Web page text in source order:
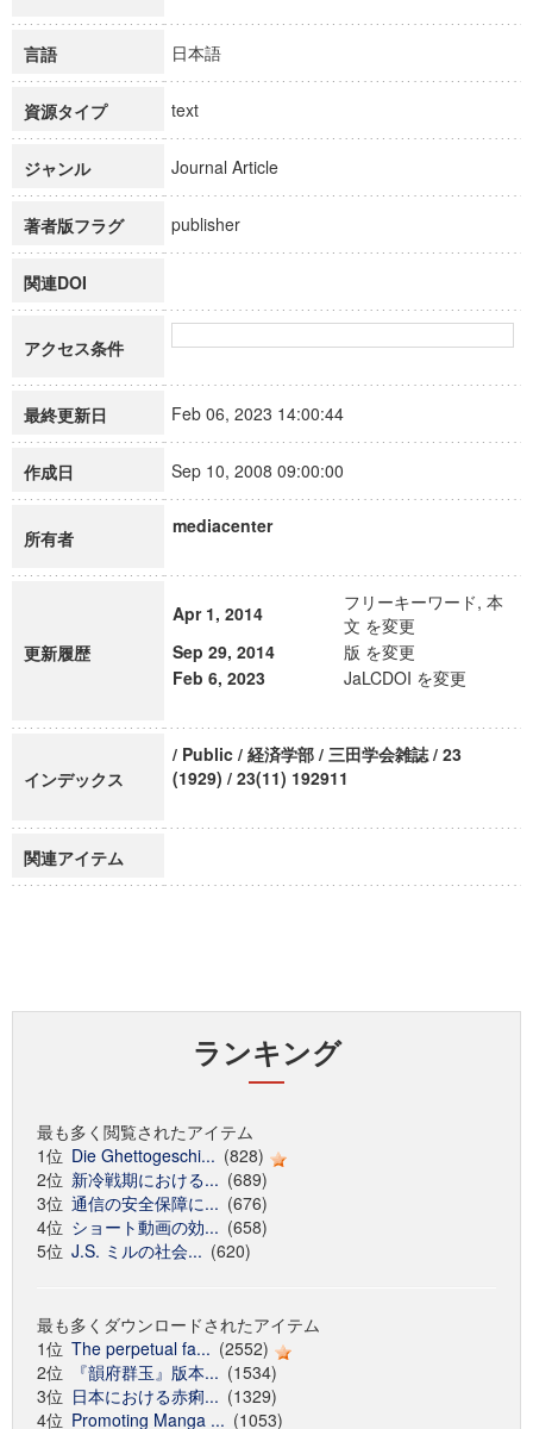
言語 日本語
資源タイプ text
ジャンル Journal Article
著者版フラグ publisher
関連DOI
アクセス条件
最終更新日 Feb 06, 2023 14:00:44
作成日 Sep 10, 2008 09:00:00
所有者
mediacenter
更新履歴
Apr 1, 2014
フリーキーワード, 本
文 を変更
Sep 29, 2014
版 を変更
Feb 6, 2023
JaLCDOI を変更
インデックス
/ Public / 経済学部 / 三田学会雑誌 / 23
(1929) / 23(11) 192911
関連アイテム
ランキング
最も多く閲覧されたアイテム
1位 Die Ghettogeschi... (828)
2位 新冷戦期における... (689)
3位 通信の安全保障に... (676)
4位 ショート動画の効... (658)
5位 J.S. ミルの社会... (620)
最も多くダウンロードされたアイテム
1位 The perpetual fa... (2552)
2位
『韻府群玉』版本... (1534)
3位 日本における赤痢... (1329)
4位 Promoting Manga ... (1053)